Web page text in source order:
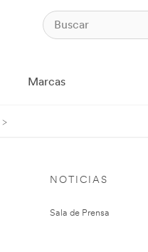
Marcas
NOTICIAS
Sala de Prensa